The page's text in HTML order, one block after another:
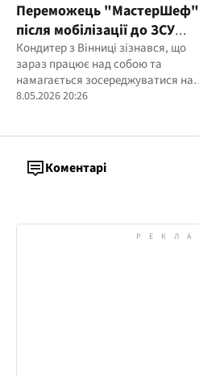
Переможець "МастерШеф"
після мобілізації до ЗСУ
вперше вийшов на зв'язок
Кондитер з Вінниці зізнався, що
зараз працює над собою та
намагається зосереджуватися на
позитиві, попри непростий період у
8.05.2026 20:26
Коментарі